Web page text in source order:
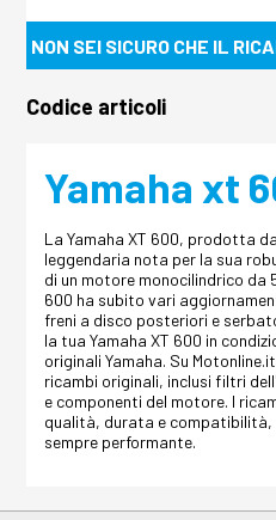
NON SEI SICURO CHE IL
Codice articoli
Yamaha xt
La Yamaha XT 600, prodotta
leggendaria nota per la sua
di un motore monocilindrico
600 ha subito vari
freni a disco posteriori e
la tua Yamaha XT 600 in
originali Yamaha. Su
ricambi originali, inclusi filtri
e componenti del motore. I
qualità, durata e compatibilità,
sempre performante.